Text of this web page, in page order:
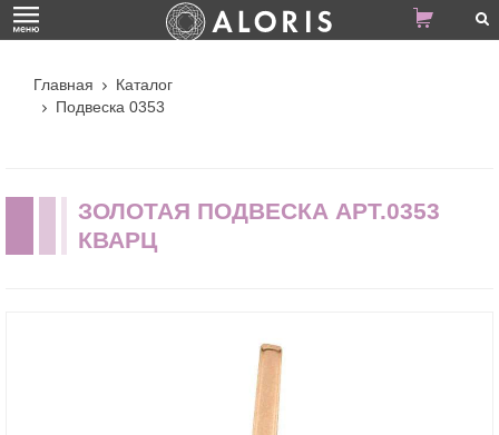
Главная
Каталог
Подвеска 0353
ЗОЛОТАЯ ПОДВЕСКА АРТ.0353
КВАРЦ